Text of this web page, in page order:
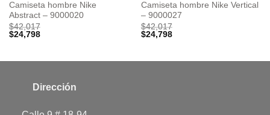
Camiseta hombre Nike
Abstract – 9000020
$42,017
$24,798
Camiseta hombre Nike Vertical
– 9000027
$42,017
$24,798
Dirección